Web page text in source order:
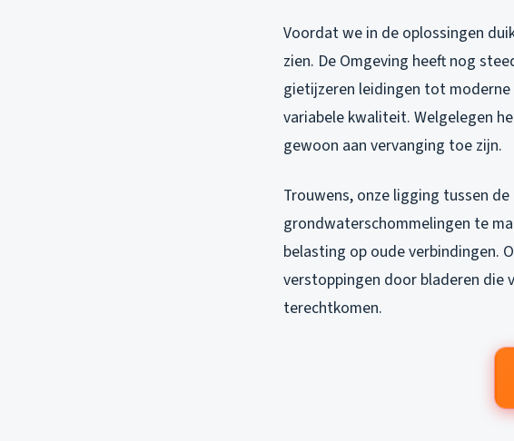
Voordat we in de oplossingen
zien. De Omgeving heeft nog
gietijzeren leidingen tot moderne
variabele kwaliteit. Welgelegen
gewoon aan vervanging toe zijn.
Trouwens, onze ligging tussen
grondwaterschommelingen te
belasting op oude verbindingen.
verstoppingen door bladeren die
terechtkomen.